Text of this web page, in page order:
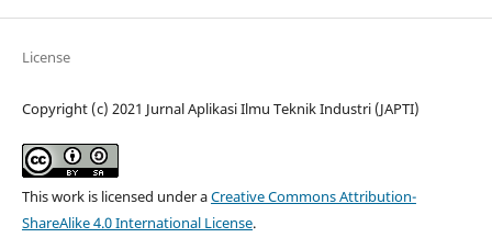
License
Copyright (c) 2021 Jurnal Aplikasi Ilmu Teknik Industri (JAPTI)
This work is licensed under aCreative Commons Attribution-
ShareAlike 4.0 International License.